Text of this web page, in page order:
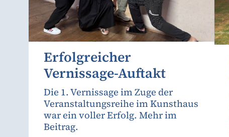
Erfolgreicher
Vernissage-Auftakt
Die 1. Vernissage im Zuge der
Veranstaltungsreihe im Kunsthaus
war ein voller Erfolg. Mehr im
Beitrag.